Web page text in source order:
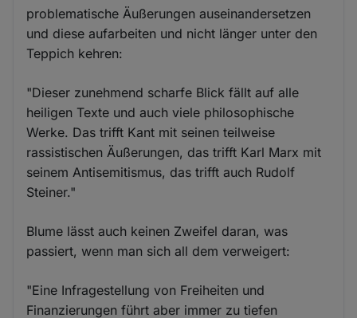
problematische Äußerungen auseinandersetzen
und diese aufarbeiten und nicht länger unter den
Teppich kehren:
"Dieser zunehmend scharfe Blick fällt auf alle
heiligen Texte und auch viele philosophische
Werke. Das trifft Kant mit seinen teilweise
rassistischen Äußerungen, das trifft Karl Marx mit
seinem Antisemitismus, das trifft auch Rudolf
Steiner."
Blume lässt auch keinen Zweifel daran, was
passiert, wenn man sich all dem verweigert:
"Eine Infragestellung von Freiheiten und
Finanzierungen führt aber immer zu tiefen